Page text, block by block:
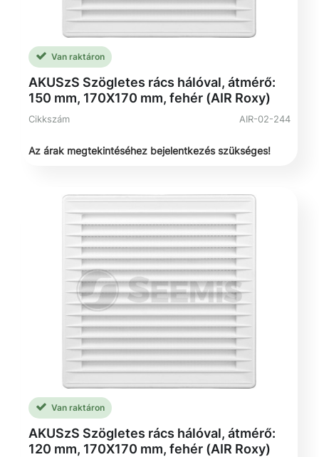
Van raktáron
AKUSzS Szögletes rács hálóval, átmérő:
150 mm, 170X170 mm, fehér (AIR Roxy)
Cikkszám AIR-02-244
Az árak megtekintéséhez bejelentkezés szükséges!
Van raktáron
AKUSzS Szögletes rács hálóval, átmérő:
120 mm, 170X170 mm, fehér (AIR Roxy)